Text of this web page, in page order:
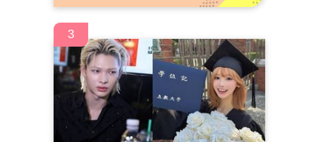
3